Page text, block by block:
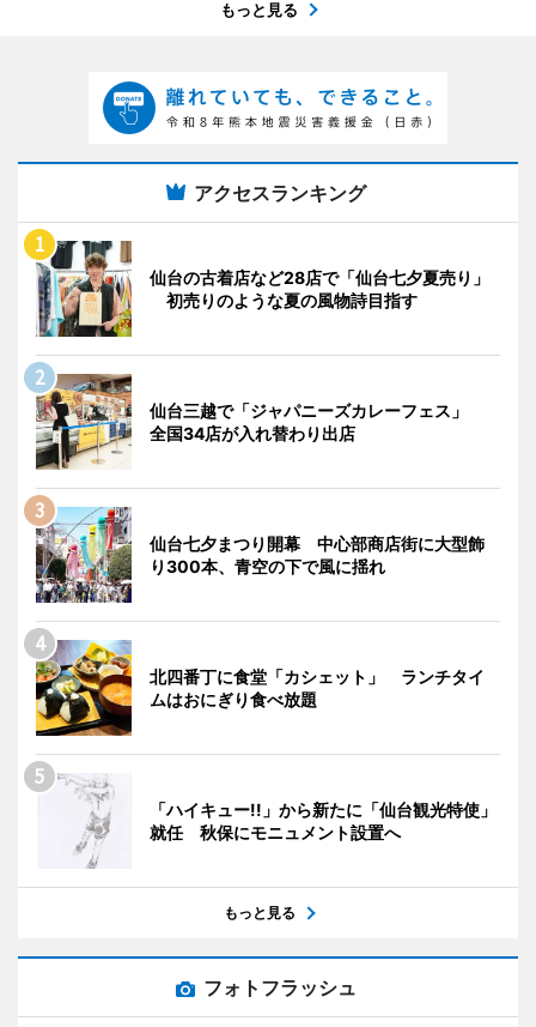
もっと見る
アクセスランキング
仙台の古着店など28店で「仙台七夕夏売り」
初売りのような夏の風物詩目指す
仙台三越で「ジャパニーズカレーフェス」
全国34店が入れ替わり出店
仙台七夕まつり開幕 中心部商店街に大型飾
り300本、青空の下で風に揺れ
北四番丁に食堂「カシェット」 ランチタイ
ムはおにぎり食べ放題
「ハイキュー!!」から新たに「仙台観光特使」
就任 秋保にモニュメント設置へ
もっと見る
フォトフラッシュ